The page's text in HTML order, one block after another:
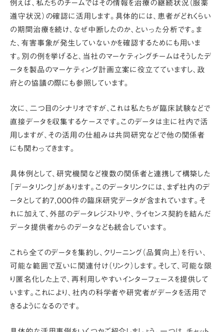
遵守状況）の確認に活用します。具体的には、患者がどれくらい
の期間治療を続け、なぜ中断したのか、といった分析です。ま
た、有害事象が発生していないかを確認するためにも用いま
す。別の例を挙げると、当社のマーケティングチームはそうしたデ
ータを製品のマーケティング計画立案に役立てていますし、政
府との協議の際にも参照しています。
次に、二つ目のシナリオですが、これは私たちが臨床試験などで
直接データを収集するケースです。このデータは主に社内で活
用しますが、その活用の仕組みは共同研究などで他の関係者
にも関わってきます。
具体例として、研究機関など複数の関係者と連携して構築した
「データリンク」があります。このデータリンクには、まず社内のデ
ータとして約7,000件の臨床研究データが含まれています。そ
れに加えて、外部のデータレジストリや、ライセンス契約を結んだ
データ提供者からのデータなども統合しています。
これら全てのデータを集約し、クリーニング（品質向上）を行い、
可能な範囲で互いに関連付け（リンク）します。そして、可能な限
り匿名化した上で、再利用しやすいインターフェースを提供して
います。これにより、社内の科学者や研究者がデータを活用で
きるようになるのです。